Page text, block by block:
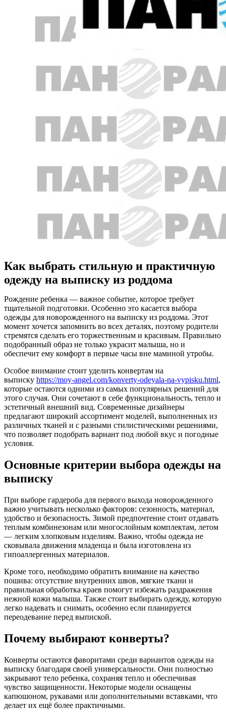
Как выбрать стильную и практичную
одежду на выписку из роддома
Рождение ребенка — важное событие, которое требует
тщательной подготовки. Особенно это касается выбора
одежды для новорожденного на выписку из роддома. Этот
момент хочется запомнить во всех деталях, поэтому родители
стремятся сделать его торжественным и красивым. Правильно
подобранный образ не только украсит малыша, но и
обеспечит ему комфорт в первые часы вне маминой утробы.
Особое внимание стоит уделить конвертам на
выписку https://moy-angel.com/konverty-odeyala-na-vypisku.html,
которые остаются одними из самых популярных решений для
этого случая. Они сочетают в себе функциональность, тепло и
эстетичный внешний вид. Современные дизайнеры
предлагают широкий ассортимент моделей, выполненных из
различных тканей и с разными стилистическими решениями,
что позволяет подобрать вариант под любой вкус и погодные
условия.
Основные критерии выбора одежды на
выписку
При выборе гардероба для первого выхода новорожденного
важно учитывать несколько факторов: сезонность, материал,
удобство и безопасность. Зимой предпочтение стоит отдавать
теплым комбинезонам или многослойным комплектам, летом
— легким хлопковым изделиям. Важно, чтобы одежда не
сковывала движения младенца и была изготовлена из
гипоаллергенных материалов.
Кроме того, необходимо обратить внимание на качество
пошива: отсутствие внутренних швов, мягкие ткани и
правильная обработка краев помогут избежать раздражения
нежной кожи малыша. Также стоит выбирать одежду, которую
легко надевать и снимать, особенно если планируется
переодевание перед выпиской.
Почему выбирают конверты?
Конверты остаются фаворитами среди вариантов одежды на
выписку благодаря своей универсальности. Они полностью
закрывают тело ребенка, сохраняя тепло и обеспечивая
чувство защищенности. Некоторые модели оснащены
капюшоном, рукавами или дополнительными вставками, что
делает их ещё более практичными.